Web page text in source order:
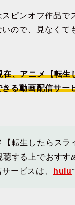
スピンオフ作品で
いので、見なくて
、アニメ【転生
る動画配信サー
転生したらスラ
聴する上でおすす
ービスは、
hulu